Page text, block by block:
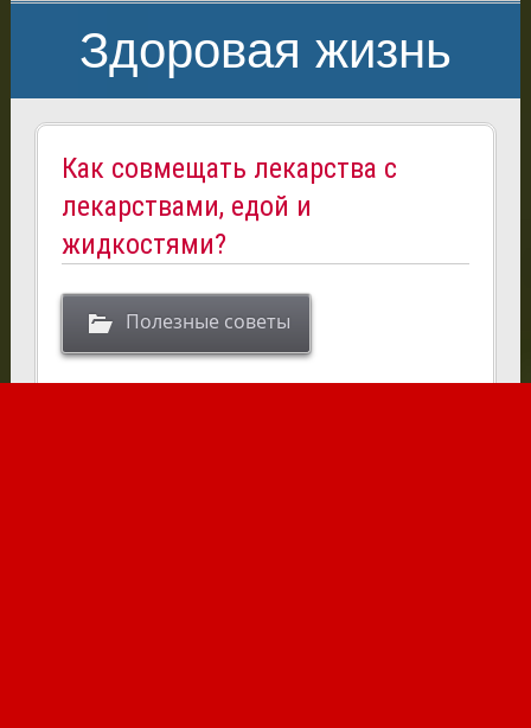
Здоровая жизнь
Как совмещать лекарства с
лекарствами, едой и
жидкостями?
Полезные советы